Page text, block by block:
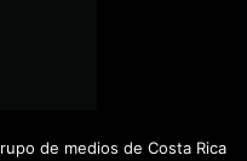
de medios de Costa Rica